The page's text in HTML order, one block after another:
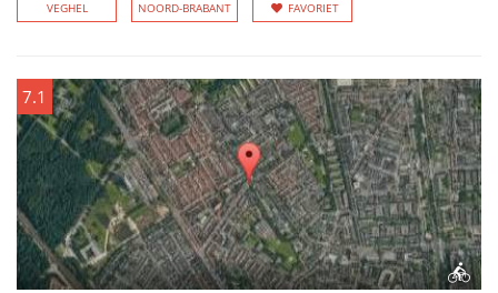
VEGHEL NOORD-BRABANT FAVORIET
7.1